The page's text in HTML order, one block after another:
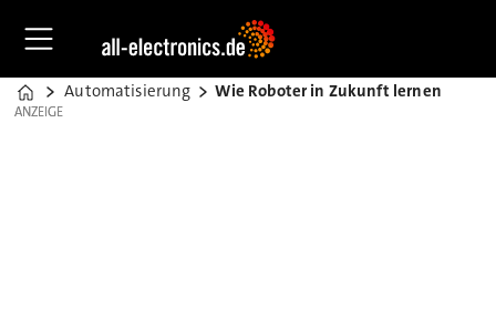
Home
Automatisierung Wie Roboter in Zukunft lernen
ANZEIGE
ANZEIGE